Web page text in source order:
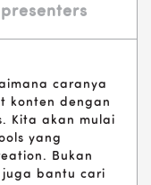
presenters
caranya
konten dengan
Kita akan mulai
yang
Bukan
bantu cari